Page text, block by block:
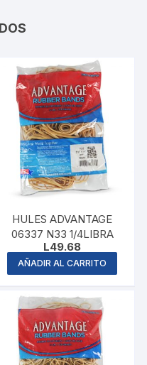
HULES ADVANTAGE
06337 N33 1/4LIBRA
L49.68
AÑADIR AL CARRITO